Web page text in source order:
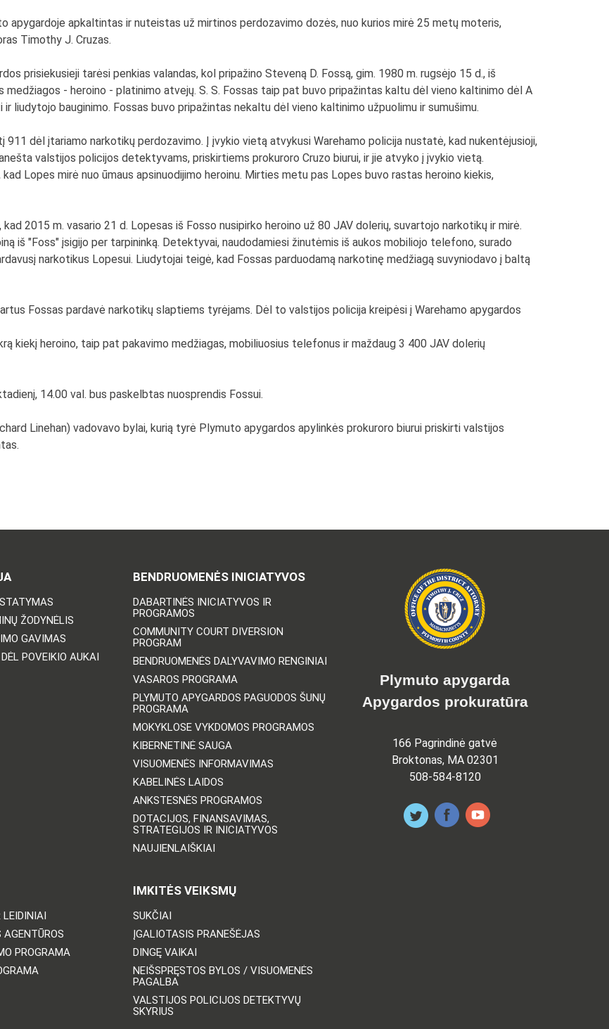
apygardoje apkaltintas ir nuteistas už mirtinos perdozavimo dozės, nuo kurios mirė 25 metų moteris,
Timothy J. Cruzas.
prisiekusieji tarėsi penkias valandas, kol pripažino Steveną D. Fossą, gim. 1980 m. rugsėjo 15 d., iš
medžiagos - heroino - platinimo atvejų. S. S. Fossas taip pat buvo pripažintas kaltu dėl vieno kaltinimo dėl A
liudytojo bauginimo. Fossas buvo pripažintas nekaltu dėl vieno kaltinimo užpuolimu ir sumušimu.
911 dėl įtariamo narkotikų perdozavimo. Į įvykio vietą atvykusi Warehamo policija nustatė, kad nukentėjusioji,
valstijos policijos detektyvams, priskirtiems prokuroro Cruzo biurui, ir jie atvyko į įvykio vietą.
Lopes mirė nuo ūmaus apsinuodijimo heroinu. Mirties metu pas Lopes buvo rastas heroino kiekis,
2015 m. vasario 21 d. Lopesas iš Fosso nusipirko heroino už 80 JAV dolerių, suvartojo narkotikų ir mirė.
iš "Foss" įsigijo per tarpininką. Detektyvai, naudodamiesi žinutėmis iš aukos mobiliojo telefono, surado
narkotikus Lopesui. Liudytojai teigė, kad Fossas parduodamą narkotinę medžiagą suvyniodavo į baltą
Fossas pardavė narkotikų slaptiems tyrėjams. Dėl to valstijos policija kreipėsi į Warehamo apygardos
kiekį heroino, taip pat pakavimo medžiagas, mobiliuosius telefonus ir maždaug 3 400 JAV dolerių
14.00 val. bus paskelbtas nuosprendis Fossui.
Linehan) vadovavo bylai, kurią tyrė Plymuto apygardos apylinkės prokuroro biurui priskirti valstijos
ŽODYNĖLIS
GAVIMAS
POVEIKIO AUKAI
BENDRUOMENĖS INICIATYVOS
DABARTINĖS INICIATYVOS IR
PROGRAMOS
COMMUNITY COURT DIVERSION
PROGRAM
BENDRUOMENĖS DALYVAVIMO RENGINIAI
VASAROS PROGRAMA
PLYMUTO APYGARDOS PAGUODOS ŠUNŲ
PROGRAMA
MOKYKLOSE VYKDOMOS PROGRAMOS
KIBERNETINĖ SAUGA
VISUOMENĖS INFORMAVIMAS
KABELINĖS LAIDOS
ANKSTESNĖS PROGRAMOS
DOTACIJOS, FINANSAVIMAS,
STRATEGIJOS IR INICIATYVOS
NAUJIENLAIŠKIAI
LEIDINIAI
AGENTŪROS
PROGRAMA
IMKITĖS VEIKSMŲ
SUKČIAI
ĮGALIOTASIS PRANEŠĖJAS
DINGĘ VAIKAI
NEIŠSPRĘSTOS BYLOS / VISUOMENĖS
PAGALBA
VALSTIJOS POLICIJOS DETEKTYVŲ
SKYRIUS
Plymuto apygarda
Apygardos prokuratūra
166 Pagrindinė gatvė
Broktonas, MA 02301
508-584-8120